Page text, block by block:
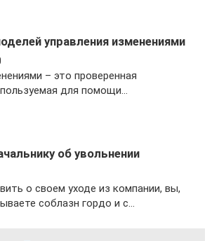
управления изменениями
– это проверенная
для помощи…
об увольнении
о своем уходе из компании, вы,
соблазн гордо и с…